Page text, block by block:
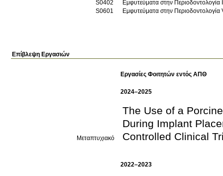
S0402
Εμφυτεύματα στην Περιοδοντολογία
S0601
Εμφυτεύματα στην Περιοδοντολογία
Επίβλεψη Εργασιών
Εργασίες Φοιτητών εντός ΑΠΘ
2024–2025
Μεταπτυχιακό
The Use of a
During Implant
Controlled Clinical
2022–2023